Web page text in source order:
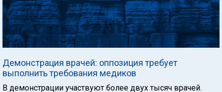
Демонстрация врачей: оппозиция требует
выполнить требования медиков
В демонстрации участвуют более двух тысяч врачей.